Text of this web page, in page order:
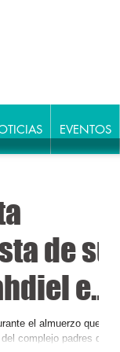
EVENTOS
de su
en
el almuerzo que
complejo padres de